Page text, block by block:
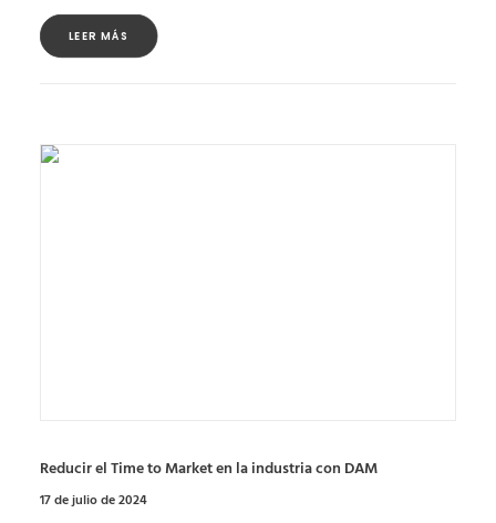
LEER MÁS
Reducir el Time to Market en la industria con DAM
17 de julio de 2024